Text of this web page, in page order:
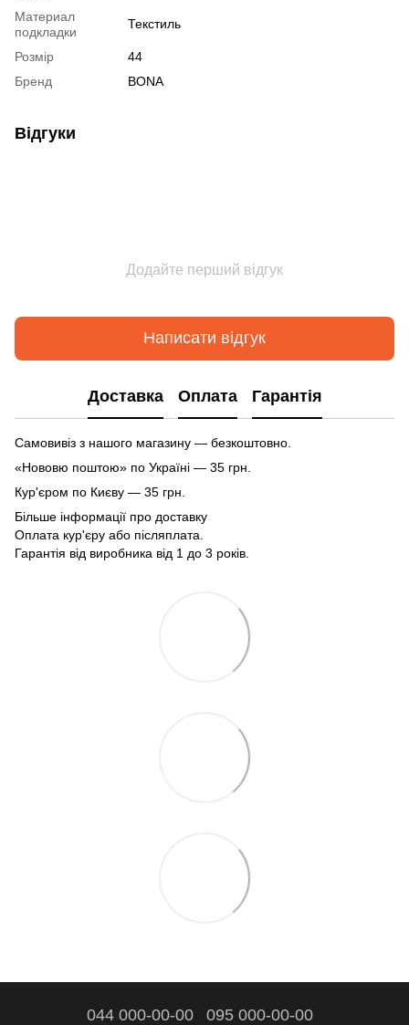
Материал
подкладки
Текстиль
Розмір
44
Бренд
BONA
Відгуки
Додайте перший відгук
Написати відгук
Доставка Оплата Гарантія
Самовивіз з нашого магазину — безкоштовно.
«Нововю поштою» по Україні — 35 грн.
Кур'єром по Києву — 35 грн.
Більше інформації про доставку
Оплата кур'єру або післяплата.
Гарантія від виробника від 1 до 3 років.
044 000-00-00 095 000-00-00